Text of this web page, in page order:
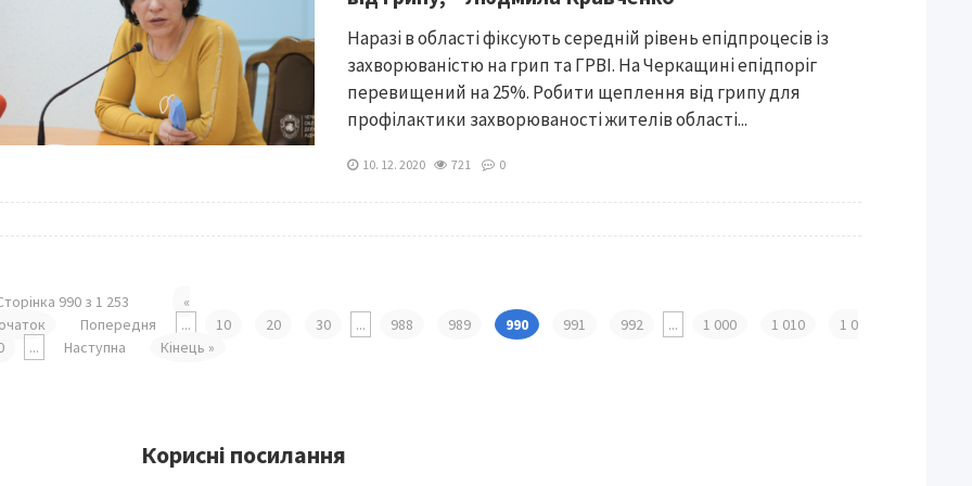
Наразі в області фіксують середній рівень епідпроцесів із
захворюваністю на грип та ГРВІ. На Черкащині епідпоріг
перевищений на 25%. Робити щеплення від грипу для
профілактики захворюваності жителів області...
10. 12. 2020 721 0
990 з 1 253
«
Попередня ... 10 20 30 ... 988 989 990 991 992 ... 1 000 1 010
1 0
... Наступна Кінець »
Корисні посилання